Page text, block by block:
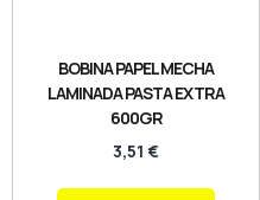
BOBINA PAPEL MECHA
LAMINADA PASTA EXTRA
600GR
3,51 €